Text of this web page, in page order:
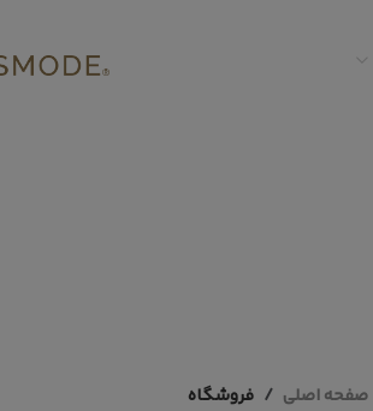
صفحه اصلی
فروشگاه